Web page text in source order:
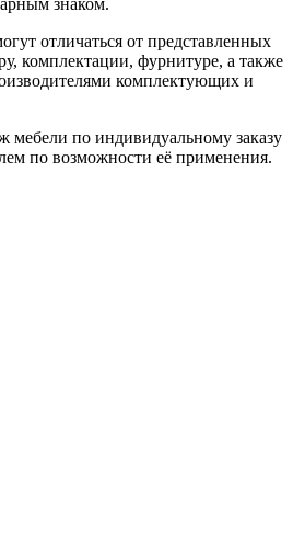
отличаться от представленных
комплектации, фурнитуре, а также
комплектующих и
мебели по индивидуальному заказу
по возможности её применения.